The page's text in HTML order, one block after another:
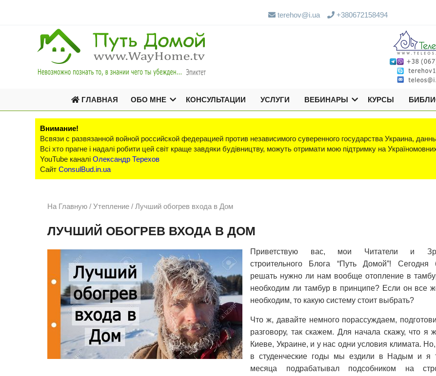
terehov@i.ua +380672158494
ГЛАВНАЯ ОБО МНЕ КОНСУЛЬТАЦИИ УСЛУГИ ВЕБИНАРЫ КУРСЫ
Внимание!
Всвязи с развязанной войной российской федерацией против независимого суверенного государства Украина,
Всі хто прагне і надалі робити цей світ краще завдяки будівництву, можуть отримати мою підтримку на
YouTube каналі Олександр Терехов
Сайт ConsulBud.in.ua
На Главную / Утепление / Лучший обогрев входа в Дом
ЛУЧШИЙ ОБОГРЕВ ВХОДА В ДОМ
Приветствую вас, мои Читатели и
строительного Блога “Путь Домой”! Сегодня
решать нужно ли нам вообще отопление в
необходим ли тамбур в принципе? Если он все
необходим, то какую систему стоит выбрать?
Что ж, давайте немного порассуждаем,
разговору, так скажем. Для начала скажу, что я
Киеве, Украине, и у нас одни условия климата. Но,
в студенческие годы мы ездили в Надым и я
месяца подрабатывал подсобником на